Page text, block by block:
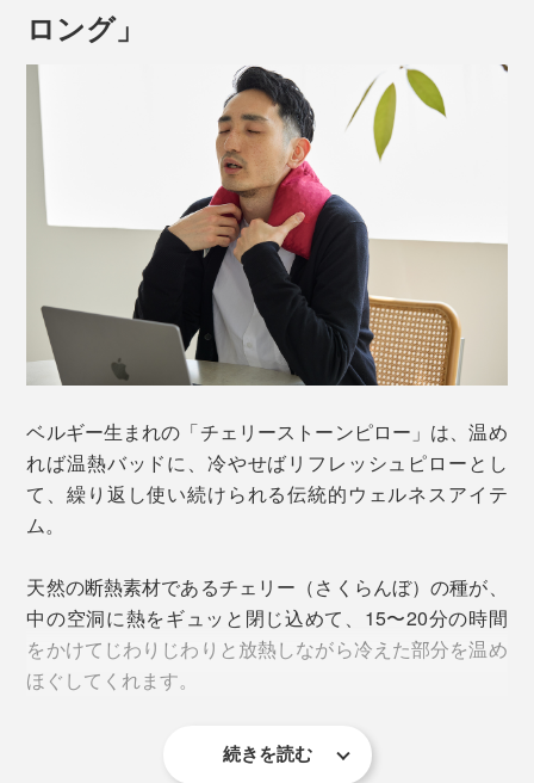
ロング」
ベルギー生まれの「チェリーストーンピロー」は、温め
れば温熱バッドに、冷やせばリフレッシュピローとし
て、繰り返し使い続けられる伝統的ウェルネスアイテ
ム。
天然の断熱素材であるチェリー（さくらんぼ）の種が、
中の空洞に熱をギュッと閉じ込めて、15〜20分の時間
をかけてじわりじわりと放熱しながら冷えた部分を温め
ほぐしてくれます。
続きを読む